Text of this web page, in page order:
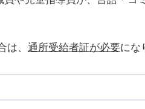
、 通所受給者証が必要にな